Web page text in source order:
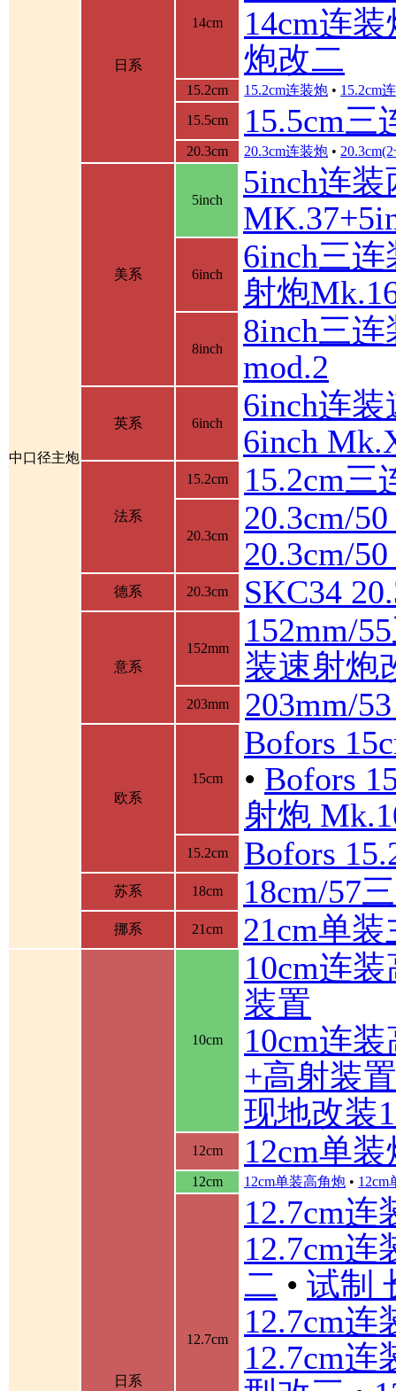
中口径主炮
日系
14cm
14cm连装
炮改二
15.2cm 15.2cm连装炮 • 15.2cm
15.5cm
15.5cm三
20.3cm 20.3cm连装炮 •
美系
5inch
5inch连
6inch
6inch三
射炮
8inch
8inch三
mod.2
英系 6inch
6inch连
6inch
法系
15.2cm 15.2cm三
20.3cm
20.3cm/
20.3cm/
德系 20.3cm SKC34
意系
152mm
152mm/
装速射炮
203mm 203mm/
欧系
15cm
Bofors
• Bofors
射炮
15.2cm Bofors
苏系 18cm 18cm/57
挪系 21cm 21cm单装
日系
10cm
10cm连
装置
10cm连
+高射装
现地改装
12cm 12cm单装
12cm 12cm单装高角炮 • 12cm
12.7cm
12.7cm连
12.7cm连
二 • 试制
12.7cm连
12.7cm连